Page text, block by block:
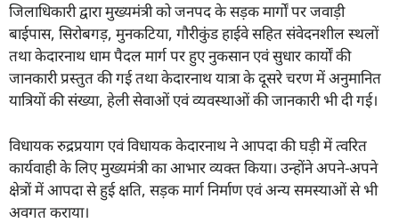
जिलाधिकारी द्वारा मुख्यमंत्री को जनपद के सड़क मार्गों पर जवाड़ी
बाईपास, सिरोबगड़, मुनकटिया, गौरीकुंड हाईवे सहित संवेदनशील स्थलों
तथा केदारनाथ धाम पैदल मार्ग पर हुए नुकसान एवं सुधार कार्यों की
जानकारी प्रस्तुत की गई तथा केदारनाथ यात्रा के दूसरे चरण में अनुमानित
यात्रियों की संख्या, हेली सेवाओं एवं व्यवस्थाओं की जानकारी भी दी गई।
विधायक रुद्रप्रयाग एवं विधायक केदारनाथ ने आपदा की घड़ी में त्वरित
कार्यवाही के लिए मुख्यमंत्री का आभार व्यक्त किया। उन्होंने अपने-अपने
क्षेत्रों में आपदा से हुई क्षति, सड़क मार्ग निर्माण एवं अन्य समस्याओं से भी
अवगत कराया।